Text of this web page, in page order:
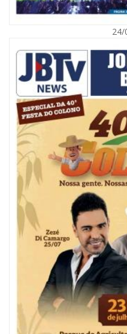
Audiência pública debate
Social em Itajaí
06/08/2026 | 10:04
Ação oferece testes rápidos para
sexta-feira (7)
24/